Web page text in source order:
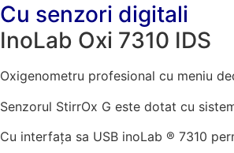
Cu senzori digitali
InoLab Oxi 7310 IDS
Oxigenometru profesional cu meniu
Senzorul StirrOx G este dotat cu
Cu interfaţa sa USB inoLab ® 7310